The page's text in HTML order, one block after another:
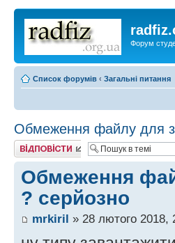
Форум
Список форумів ‹ Загальні питання
Обмеження файлу для
Відповісти
Обмеження
? серйозно
mrkiril » 28 лютого 2018,